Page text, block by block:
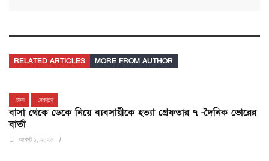
RELATED ARTICLES MORE FROM AUTHOR
ঢাকা দেশজুড়ে
বাসা থেকে ডেকে নিয়ে ব্যবসায়ীকে হত্যা গ্রেফতার ৭ -দৈনিক ভোরের
বার্তা
আগস্ট ১, ২০২৩